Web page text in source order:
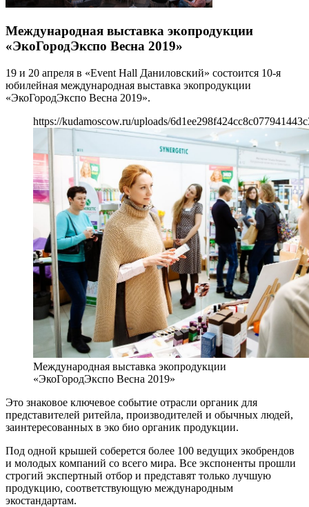
Международная выставка экопродукции
«ЭкоГородЭкспо Весна 2019»
19 и 20 апреля в «Event Hall Даниловский» состоится 10-я
юбилейная международная выставка экопродукции
«ЭкоГородЭкспо Весна 2019».
https://kudamoscow.ru/uploads/
Международная выставка экопродукции
«ЭкоГородЭкспо Весна 2019»
Это знаковое ключевое событие отрасли органик для
представителей ритейла, производителей и обычных людей,
заинтересованных в эко био органик продукции.
Под одной крышей соберется более 100 ведущих экобрендов
и молодых компаний со всего мира. Все экспоненты прошли
строгий экспертный отбор и представят только лучшую
продукцию, соответствующую международным
экостандартам.